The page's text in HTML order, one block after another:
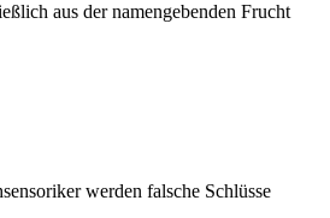
aus der namengebenden Frucht
werden falsche Schlüsse